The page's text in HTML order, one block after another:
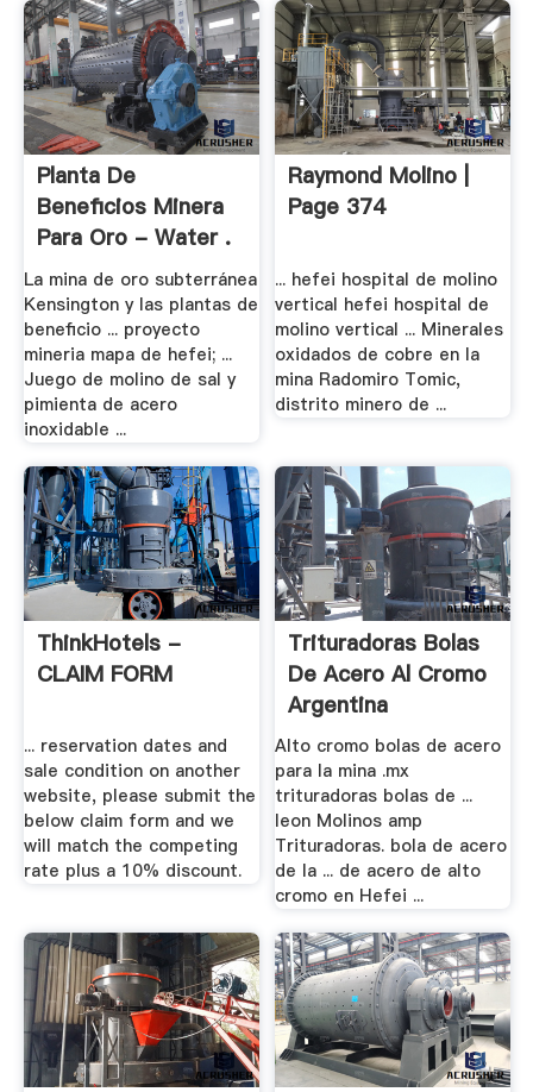
Planta De
Beneficios Minera
Para Oro - Water .
La mina de oro subterránea
Kensington y las plantas de
beneficio ... proyecto
mineria mapa de hefei; ...
Juego de molino de sal y
pimienta de acero
inoxidable ...
Raymond Molino |
Page 374
... hefei hospital de molino
vertical hefei hospital de
molino vertical ... Minerales
oxidados de cobre en la
mina Radomiro Tomic,
distrito minero de ...
ThinkHotels -
CLAIM FORM
... reservation dates and
sale condition on another
website, please submit the
below claim form and we
will match the competing
rate plus a 10% discount.
Trituradoras Bolas
De Acero Al Cromo
Argentina
Alto cromo bolas de acero
para la mina .mx
trituradoras bolas de ...
leon Molinos amp
Trituradoras. bola de acero
de la ... de acero de alto
cromo en Hefei ...